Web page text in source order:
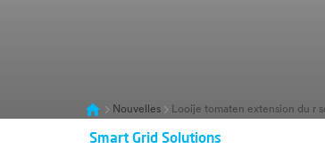
Nouvelles Looije tomaten extension du r
Smart Grid Solutions